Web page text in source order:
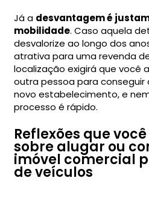
Já a desvantagem é
mobilidade. Caso aquela
desvalorize ao longo dos
atrativa para uma revenda
localização exigirá que você
outra pessoa para conseguir
novo estabelecimento, e
processo é rápido.
Reflexões que
sobre alugar ou
imóvel comercial
de veículos